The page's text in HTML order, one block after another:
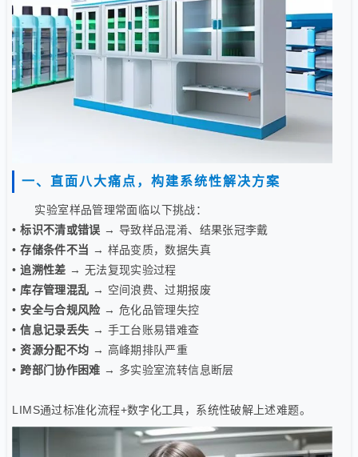
一、直面八大痛点，构建系统性解决方案
实验室样品管理常面临以下挑战：
•标识不清或错误 → 导致样品混淆、结果张冠李戴
•存储条件不当 → 样品变质，数据失真
•追溯性差 → 无法复现实验过程
• 库存管理混乱 → 空间浪费、过期报废
• 安全与合规风险 → 危化品管理失控
•信息记录丢失 → 手工台账易错难查
•资源分配不均 → 高峰期排队严重
• 跨部门协作困难 → 多实验室流转信息断层
LIMS通过标准化流程+数字化工具，系统性破解上述难题。